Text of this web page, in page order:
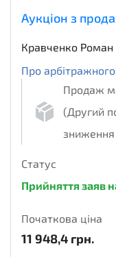
Аукціон з
Кравченко Роман
Про
Продаж
(Другий
зниження
Статус
Прийняття заяв
Початкова ціна
11 948,4 грн.